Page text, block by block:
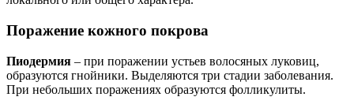
Поражение кожного покрова
Пиодермия – при поражении устьев волосяных луковиц,
образуются гнойники. Выделяются три стадии заболевания.
При небольших поражениях образуются фолликулиты.